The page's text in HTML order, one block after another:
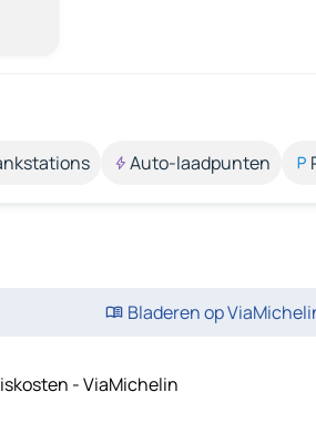
Auto-laadpunten
Bladeren op
- ViaMichelin